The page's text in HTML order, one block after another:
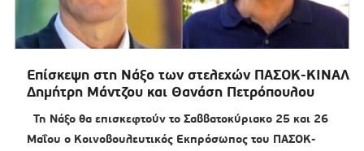
Επίσκεψη στη Νάξο των στελεχών ΠΑΣΟΚ-ΚΙΝΑΛ
Δημήτρη Μάντζου και Θανάση Πετρόπουλου
Τη Νάξο θα επισκεφτούν το Σαββατοκύριακο 25 και 26
Μαΐου ο Κοινοβουλευτικός Εκπρόσωπος του ΠΑΣΟΚ-